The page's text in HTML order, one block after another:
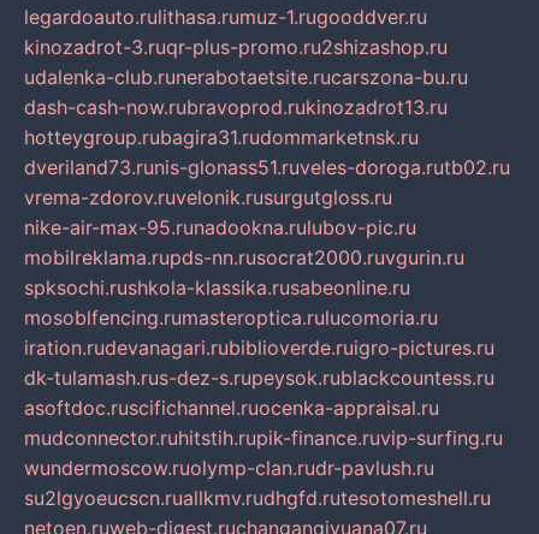
legardoauto.rulithasa.rumuz-1.rugooddver.ru
kinozadrot-3.ruqr-plus-promo.ru2shizashop.ru
udalenka-club.runerabotaetsite.rucarszona-bu.ru
dash-cash-now.rubravoprod.rukinozadrot13.ru
hotteygroup.rubagira31.rudommarketnsk.ru
dveriland73.runis-glonass51.ruveles-doroga.rutb02.ru
vrema-zdorov.ruvelonik.rusurgutgloss.ru
nike-air-max-95.runadookna.rulubov-pic.ru
mobilreklama.rupds-nn.rusocrat2000.ruvgurin.ru
spksochi.rushkola-klassika.rusabeonline.ru
mosoblfencing.rumasteroptica.rulucomoria.ru
iration.rudevanagari.rubiblioverde.ruigro-pictures.ru
dk-tulamash.rus-dez-s.rupeysok.rublackcountess.ru
asoftdoc.ruscifichannel.ruocenka-appraisal.ru
mudconnector.ruhitstih.rupik-finance.ruvip-surfing.ru
wundermoscow.ruolymp-clan.rudr-pavlush.ru
su2lgyoeucscn.ruallkmv.rudhgfd.rutesotomeshell.ru
netoen.ruweb-digest.ruchanganqiyuana07.ru